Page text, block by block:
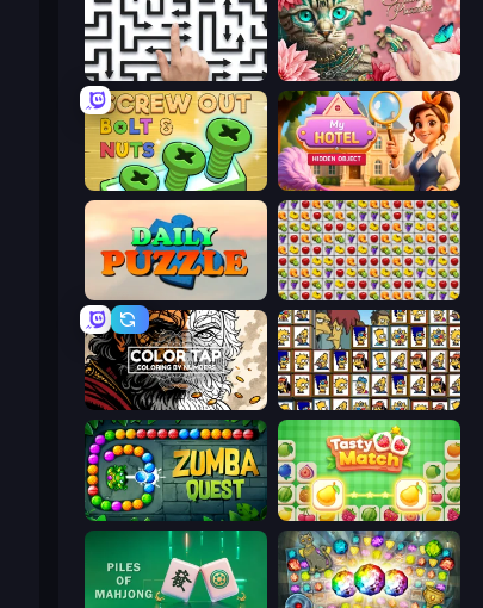
Arrow Escape: Puzzle Favorite Puzzles
Screw Out: Bolts and Nuts Hidden Object: My Hotel
Same Game Fruit Collapse
Color Tap: Coloring by Numbers Simpsons Mahjong
Zumba Quest Tasty Match: Mahjong Pairs